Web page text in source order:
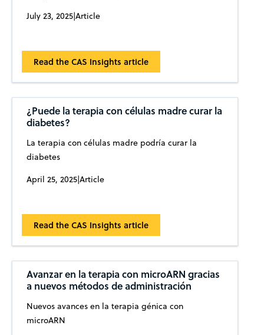
July 23, 2025|Article
Read the CAS Insights article
¿Puede la terapia con células madre curar la
diabetes?
La terapia con células madre podría curar la
diabetes
April 25, 2025|Article
Read the CAS Insights article
Avanzar en la terapia con microARN gracias
a nuevos métodos de administración
Nuevos avances en la terapia génica con
microARN